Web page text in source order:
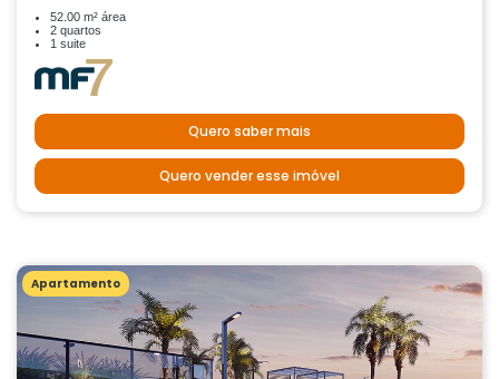
52.00 m² área
2 quartos
1 suite
Quero saber mais
Quero vender esse imóvel
Apartamento